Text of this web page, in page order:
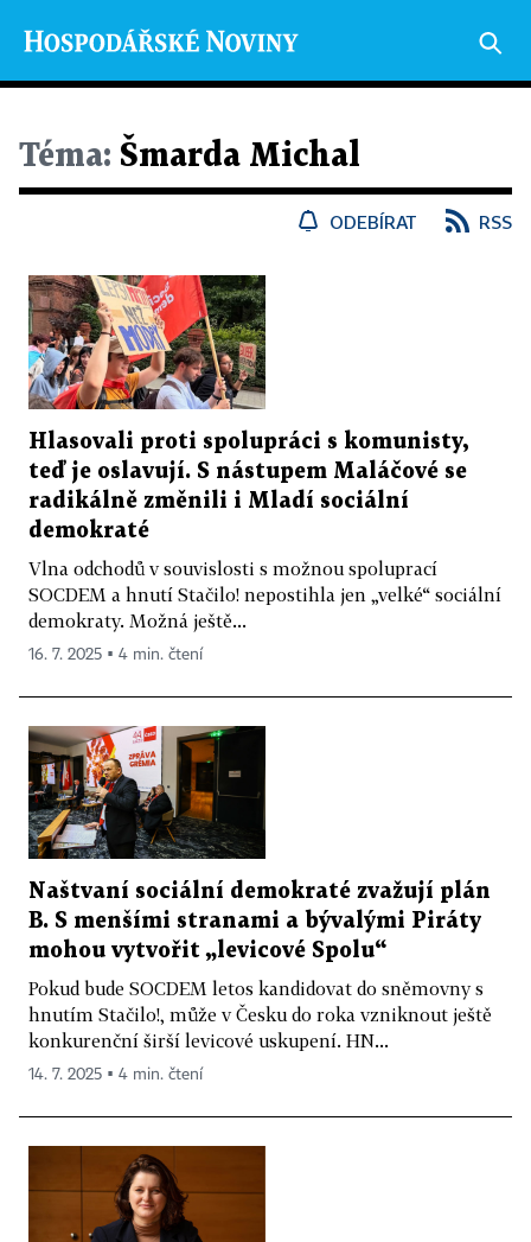
Téma: Šmarda Michal
ODEBÍRAT RSS
Hlasovali proti spolupráci s komunisty,
teď je oslavují. S nástupem Maláčové se
radikálně změnili i Mladí sociální
demokraté
Vlna odchodů v souvislosti s možnou spoluprací
SOCDEM a hnutí Stačilo! nepostihla jen „velké“ sociální
demokraty. Možná ještě...
16. 7. 2025 ▪ 4 min. čtení
Naštvaní sociální demokraté zvažují plán
B. S menšími stranami a bývalými Piráty
mohou vytvořit „levicové Spolu“
Pokud bude SOCDEM letos kandidovat do sněmovny s
hnutím Stačilo!, může v Česku do roka vzniknout ještě
konkurenční širší levicové uskupení. HN...
14. 7. 2025 ▪ 4 min. čtení